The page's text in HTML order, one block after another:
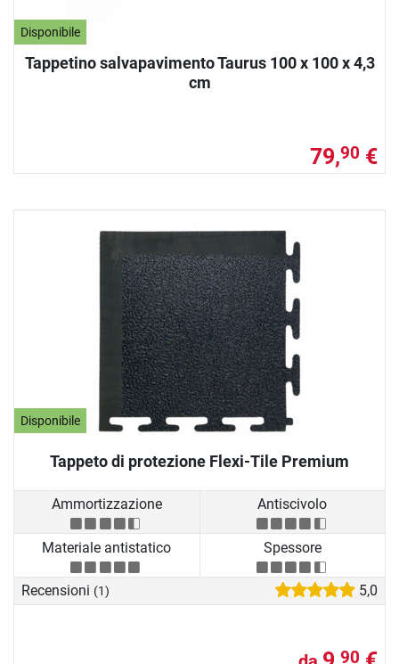
Disponibile
Tappetino salvapavimento Taurus 100 x 100 x 4,3
cm
79,90 €
Disponibile
Tappeto di protezione Flexi-Tile Premium
Ammortizzazione Antiscivolo
Materiale antistatico Spessore
Recensioni (1) 5,0
90